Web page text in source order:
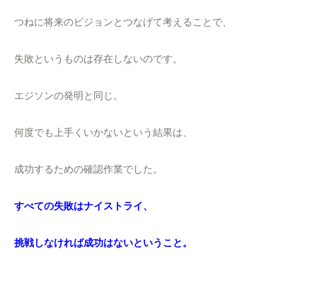
つねに将来のビジョンとつなげて考えることで、
失敗というものは存在しないのです。
エジソンの発明と同じ。
何度でも上手くいかないという結果は、
成功するための確認作業でした。
すべての失敗はナイストライ、
挑戦しなければ成功はないということ。